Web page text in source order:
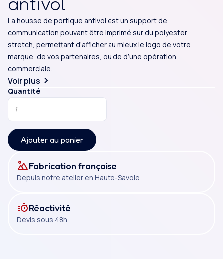
marque, de vos partenaires, ou de d’une opération
commerciale. Idéale pour vos portiques de sécurité, la
housse de portique antivol sera facilement
transportable, stockable et interchangeable et pourra
être confectionnée à la dimension de votre choix. Au-
delà de sa facilité d’installation, ce support de
communication pourra être entièrement personnalisé
en fonction de vos projets ou de vos besoins.
La housse de portique antivol est un support de
communication pouvant être imprimé sur du polyester
stretch, permettant d’afficher au mieux le logo de votre
marque, de vos partenaires, ou de d’une opération
commerciale.
Voir plus
Quantité
Ajouter au panier
Fabrication française
Depuis notre atelier en Haute-Savoie
Réactivité
Devis sous 48h